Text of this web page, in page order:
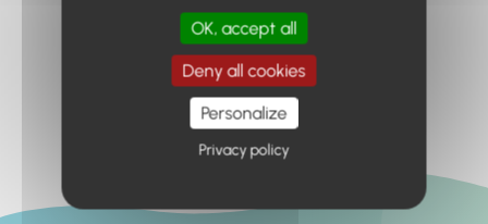
Retour à l'accueil
OK, accept all
Deny all cookies
Personalize
Privacy policy